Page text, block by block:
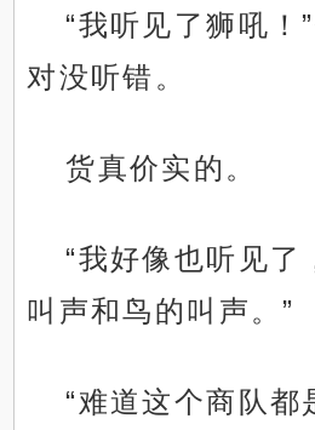
“我听见了狮吼！
对没听错。
货真价实的。
“我好像也听见了
叫声和鸟的叫声。”
“难道这个商队都